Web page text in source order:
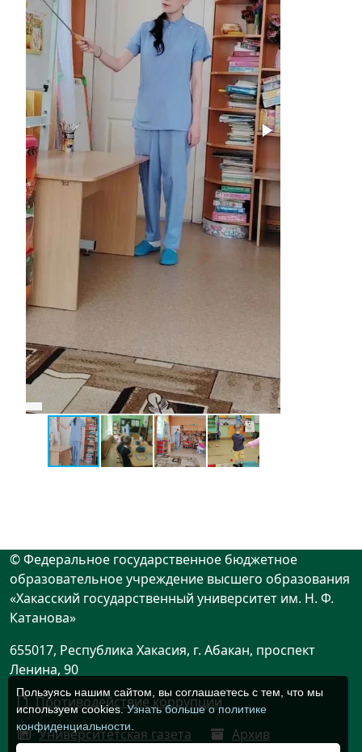
Пользуясь нашим сайтом, вы соглашаетесь с тем, что мы
используем cookies.Узнать больше о политике
конфиденциальности
© Федеральное государственное бюджетное
образовательное учреждение высшего образования
«Хакасский государственный университет им. Н. Ф.
Катанова»
655017, Республика Хакасия, г. Абакан, проспект
Ленина, 90
Противодействие коррупции
Университетская газета
Архив